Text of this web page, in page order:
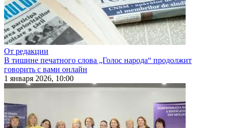
От редакции
В тишине печатного слова „Голос народа“ продолжит
говорить с вами онлайн
1 января 2026, 10:00